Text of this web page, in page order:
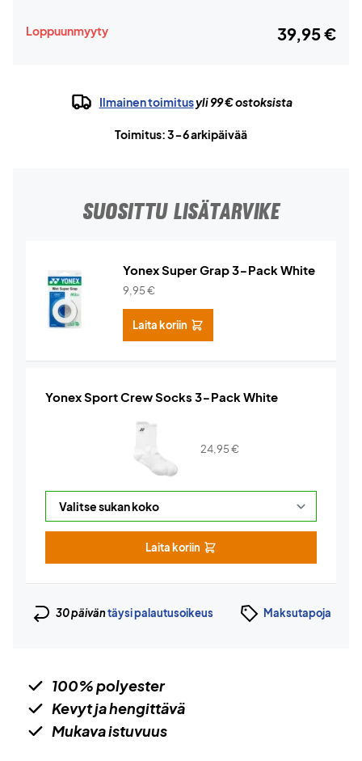
Loppuunmyyty 39,95 €
Ilmainen toimitusyli 99 € ostoksista
Toimitus: 3-6 arkipäivää
SUOSITTU LISÄTARVIKE
Yonex Super Grap 3-Pack White
9,95€
Laita koriin
Yonex Sport Crew Socks 3-Pack White
24,95€
Laita koriin
30 päiväntäysi palautusoikeus Maksutapoja
100% polyester
Kevyt ja hengittävä
Mukava istuvuus